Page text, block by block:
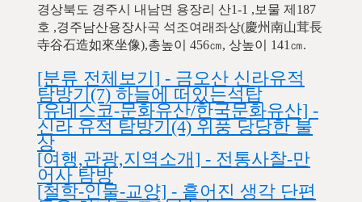
경상북도 경주시 내남면 용장리 산1-1 ,보물 제187
호 ,경주남산용장사곡 석조여래좌상(慶州南山茸長
寺谷石造如來坐像),총높이 456㎝, 상높이 141㎝.
[분류 전체보기] - 금오산 신라유적
탐방기(7) 하늘에 떠있는석탑
[유네스코-문화유산/한국문화유산] -
신라 유적 탐방기(4) 위풍 당당한 불
상
[여행,관광,지역소개] - 전통사찰-만
어사 탐방
[철학-인물-교양] - 흩어진 생각 단편